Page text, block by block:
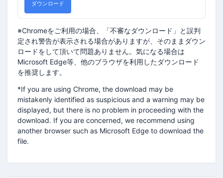
ダウンロード
※Chromeをご利用の場合、「不審なダウンロード」と誤判
定され警告が表示される場合がありますが、そのままダウン
ロードをして頂いて問題ありません。気になる場合は
Microsoft Edge等、他のブラウザを利用したダウンロード
を推奨します。
*If you are using Chrome, the download may be
mistakenly identified as suspicious and a warning may be
displayed, but there is no problem in proceeding with the
download. If you are concerned, we recommend using
another browser such as Microsoft Edge to download the
file.